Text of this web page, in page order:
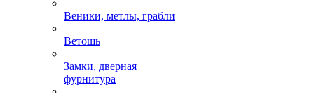
Веники, метлы, грабли
Ветошь
Замки, дверная
фурнитура